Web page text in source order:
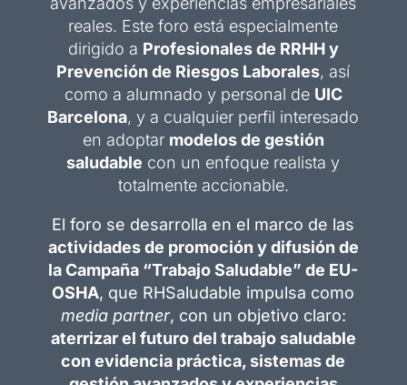
reales. Este foro está especialmente
dirigido a Profesionales de RRHH y
Prevención de Riesgos Laborales, así
como a alumnado y personal de UIC
Barcelona, y a cualquier perfil interesado
en adoptar modelos de gestión
saludable con un enfoque realista y
totalmente accionable.
El foro se desarrolla en el marco de las
actividades de promoción y difusión de
la Campaña “Trabajo Saludable” de EU-
OSHA, que RHSaludable impulsa como
media partner, con un objetivo claro:
aterrizar el futuro del trabajo saludable
con evidencia práctica, sistemas de